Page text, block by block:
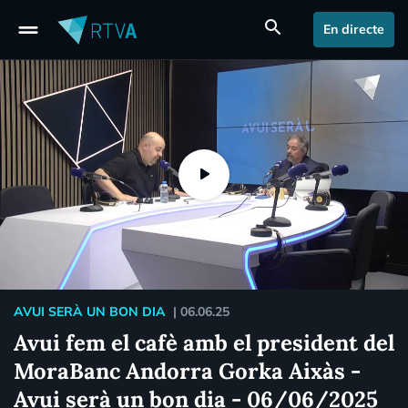
drag_handle search En directe
AVUI SERÀ UN BON DIA | 06.06.25
Avui fem el cafè amb el president del
MoraBanc Andorra Gorka Aixàs -
Avui serà un bon dia - 06/06/2025